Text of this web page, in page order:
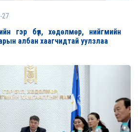
27
гэр бүл, хөдөлмөр, нийгмийн
албан хаагчидтай уулзлаа